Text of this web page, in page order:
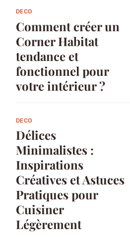
DECO
Comment créer un
Corner Habitat
tendance et
fonctionnel pour
votre intérieur ?
DECO
Délices
Minimalistes :
Inspirations
Créatives et Astuces
Pratiques pour
Cuisiner
Légèrement